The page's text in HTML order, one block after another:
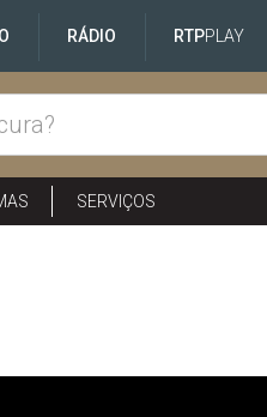
RÁDIO RTPPLAY
SERVIÇOS